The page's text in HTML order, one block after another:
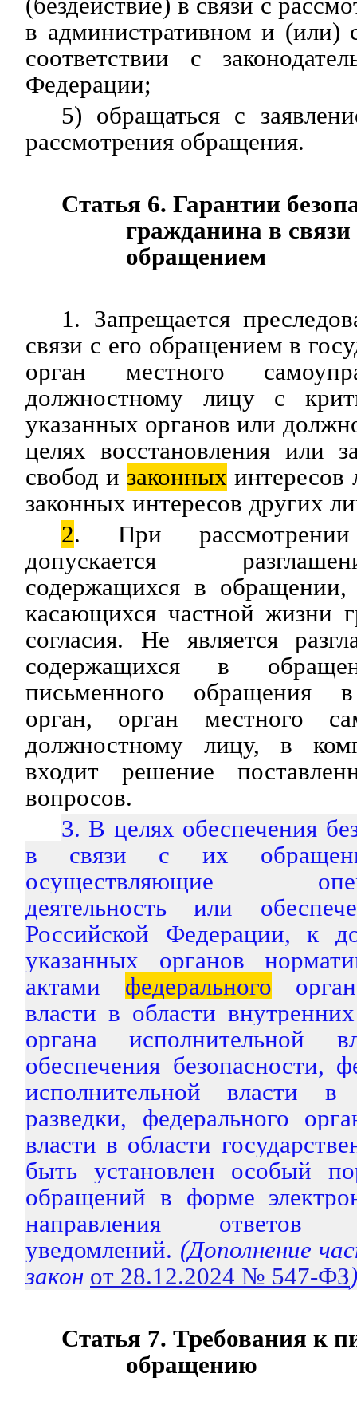
в административном и (или)
соответствии с
Федерации;
5) обращаться с
рассмотрения обращения.
Статья 6. Гарантии
гражданина в связи
обращением
1. Запрещается
связи с его обращением в
орган местного
должностному лицу с
указанных органов или
целях восстановления или
свобод изаконных интересов
законных интересов других
2. При
допускается
содержащихся в
касающихся частной жизни
согласия. Не является
содержащихся в
письменного обращения в
орган, орган местного
должностному лицу, в
входит решение
вопросов.
3. В целях обеспечения
в связи с их
осуществляющие
деятельность или
Российской Федерации, к
указанных органов
актами федерального
власти в области
органа исполнительной
обеспечения безопасности,
исполнительной власти
разведки, федерального
власти в области
быть установлен особый
обращений в форме
направления
уведомлений. (Дополнение
закон от 28.12.2024 № 547-ФЗ)
Статья 7. Требования к
обращению